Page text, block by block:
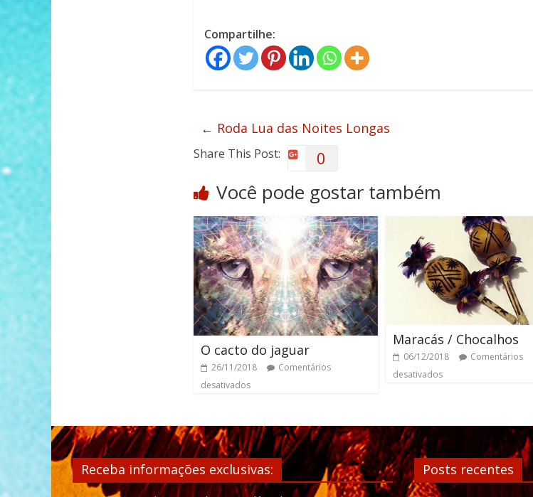
Compartilhe:
← Roda Lua das Noites Longas
Share This Post: 0
Você pode gostar também
O cacto do jaguar
26/11/2018
Comentários
desativados
Maracás / Chocalhos
06/12/2018
Comentários
desativados
Receba informações exclusivas: Posts recentes